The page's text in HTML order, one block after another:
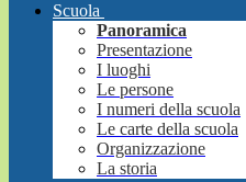
Scuola
Panoramica
Presentazione
I luoghi
Le persone
I numeri della scuola
Le carte della scuola
Organizzazione
La storia